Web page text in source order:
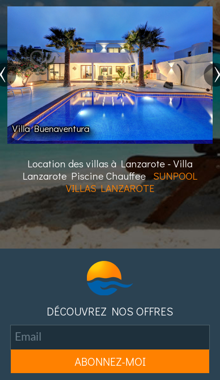
Villa Buenaventura
Location des villas à Lanzarote - Villa
Lanzarote Piscine ChauffeeSUNPOOL
VILLAS LANZAROTE
DÉCOUVREZ NOS OFFRES